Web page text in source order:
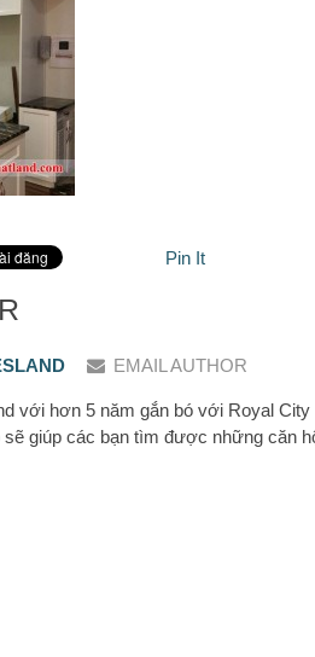
Pin It
EMAIL AUTHOR
với hơn 5 năm gắn bó với Royal
sẽ giúp các bạn tìm được những căn